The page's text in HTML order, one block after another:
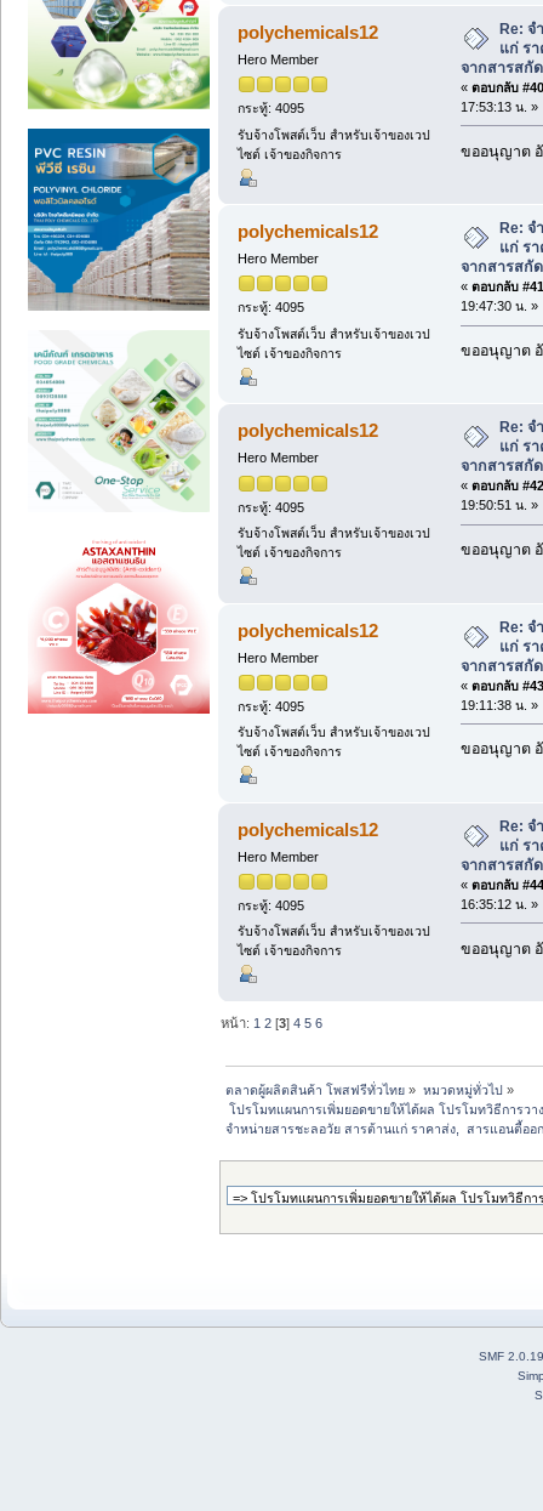
polychemicals12
Hero Member
กระทู้: 4095
รับจ้างโพสต์เว็บ สำหรับเจ้าของเวป
ไซต์ เจ้าของกิจการ
Re: จ
แก่ ร
จากสารสกั
« ตอบกลับ
17:53:13 น. »
ขออนุญาต
polychemicals12
Hero Member
กระทู้: 4095
รับจ้างโพสต์เว็บ สำหรับเจ้าของเวป
ไซต์ เจ้าของกิจการ
Re: จ
แก่ ร
จากสารสกั
« ตอบกลับ
19:47:30 น. »
ขออนุญาต
polychemicals12
Hero Member
กระทู้: 4095
รับจ้างโพสต์เว็บ สำหรับเจ้าของเวป
ไซต์ เจ้าของกิจการ
Re: จ
แก่ ร
จากสารสกั
« ตอบกลับ
19:50:51 น. »
ขออนุญาต
polychemicals12
Hero Member
กระทู้: 4095
รับจ้างโพสต์เว็บ สำหรับเจ้าของเวป
ไซต์ เจ้าของกิจการ
Re: จ
แก่ ร
จากสารสกั
« ตอบกลับ
19:11:38 น. »
ขออนุญาต
polychemicals12
Hero Member
กระทู้: 4095
รับจ้างโพสต์เว็บ สำหรับเจ้าของเวป
ไซต์ เจ้าของกิจการ
Re: จ
แก่ ร
จากสารสกั
« ตอบกลับ
16:35:12 น. »
ขออนุญาต
หน้า: 1 2 [3]4 5 6
ตลาดผู้ผลิตสินค้า โพสฟรีทั่วไทย » หมวดหมู่ทั่วไป»
โปรโมทแผนการเพิ่มยอดขายให้ได้ผล โปรโมทวิธีการวา
จำหน่ายสารชะลอวัย สารต้านแก่ ราคาส่ง,  สารแอนตี้อ
SMF 2.0.19